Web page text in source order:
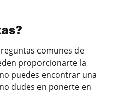
comunes de
proporcionarte la
puedes encontrar una
dudes en ponerte en